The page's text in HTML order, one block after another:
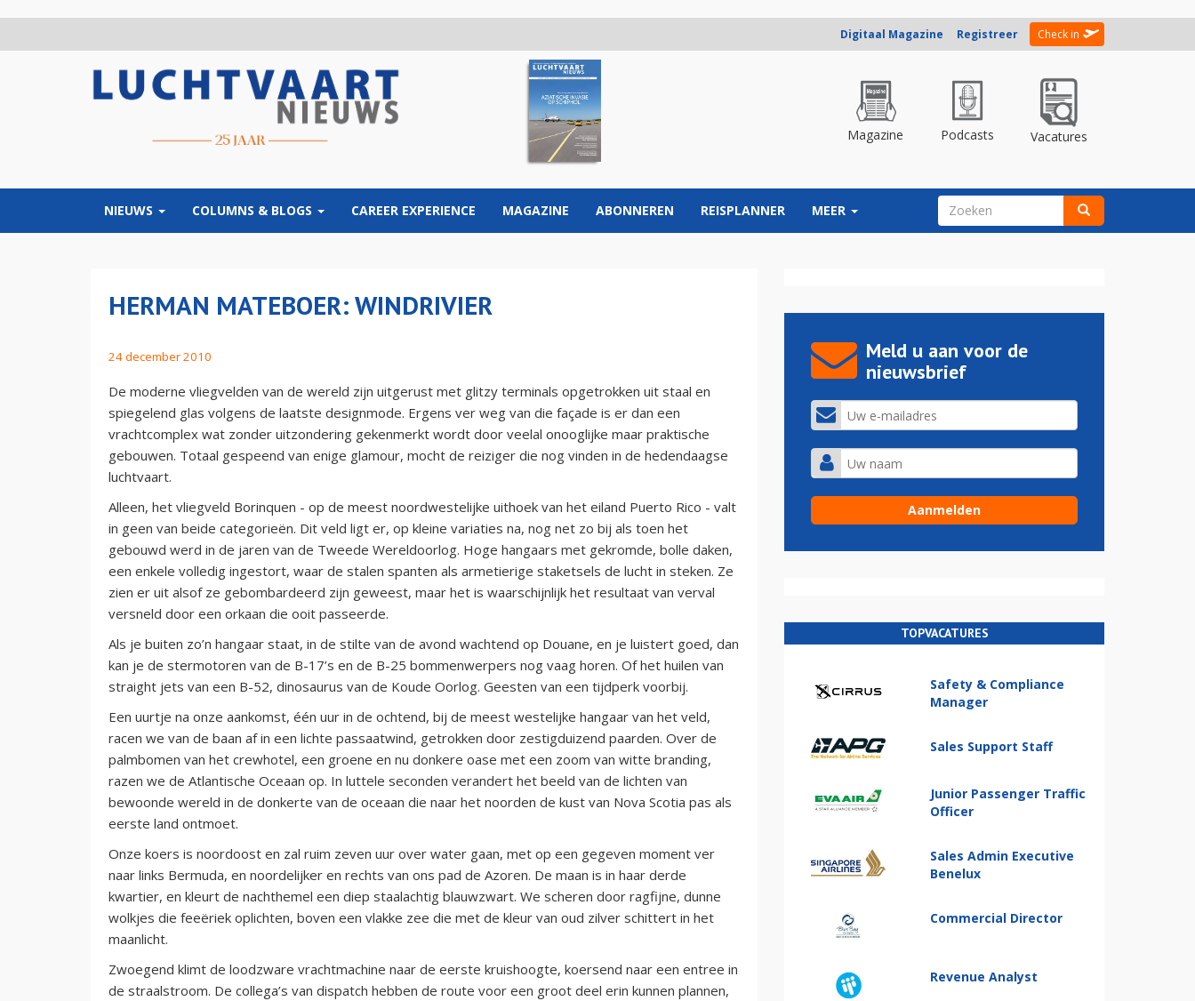
Digitaal Magazine Registreer Check in
Magazine Podcasts Vacatures
NIEUWS COLUMNS & BLOGS CAREER EXPERIENCE MAGAZINE ABONNEREN REISPLANNER MEER ZOEKVELD
HERMAN MATEBOER: WINDRIVIER
24 december 2010
De moderne vliegvelden van de wereld zijn uitgerust met glitzy terminals opgetrokken uit staal en
spiegelend glas volgens de laatste designmode. Ergens ver weg van die façade is er dan een
vrachtcomplex wat zonder uitzondering gekenmerkt wordt door veelal onooglijke maar praktische
gebouwen. Totaal gespeend van enige glamour, mocht de reiziger die nog vinden in de hedendaagse
luchtvaart.
Alleen, het vliegveld Borinquen - op de meest noordwestelijke uithoek van het eiland Puerto Rico - valt
in geen van beide categorieën. Dit veld ligt er, op kleine variaties na, nog net zo bij als toen het
gebouwd werd in de jaren van de Tweede Wereldoorlog. Hoge hangaars met gekromde, bolle daken,
een enkele volledig ingestort, waar de stalen spanten als armetierige staketsels de lucht in steken. Ze
zien er uit alsof ze gebombardeerd zijn geweest, maar het is waarschijnlijk het resultaat van verval
versneld door een orkaan die ooit passeerde.
Als je buiten zo’n hangaar staat, in de stilte van de avond wachtend op Douane, en je luistert goed, dan
kan je de stermotoren van de B-17’s en de B-25 bommenwerpers nog vaag horen. Of het huilen van
straight jets van een B-52, dinosaurus van de Koude Oorlog. Geesten van een tijdperk voorbij.
Een uurtje na onze aankomst, één uur in de ochtend, bij de meest westelijke hangaar van het veld,
racen we van de baan af in een lichte passaatwind, getrokken door zestigduizend paarden. Over de
palmbomen van het crewhotel, een groene en nu donkere oase met een zoom van witte branding,
razen we de Atlantische Oceaan op. In luttele seconden verandert het beeld van de lichten van
bewoonde wereld in de donkerte van de oceaan die naar het noorden de kust van Nova Scotia pas als
eerste land ontmoet.
Onze koers is noordoost en zal ruim zeven uur over water gaan, met op een gegeven moment ver
naar links Bermuda, en noordelijker en rechts van ons pad de Azoren. De maan is in haar derde
kwartier, en kleurt de nachthemel een diep staalachtig blauwzwart. We scheren door ragfijne, dunne
wolkjes die feeëriek oplichten, boven een vlakke zee die met de kleur van oud zilver schittert in het
maanlicht.
Zwoegend klimt de loodzware vrachtmachine naar de eerste kruishoogte, koersend naar een entree in
de straalstroom. De collega’s van dispatch hebben de route voor een groot deel erin kunnen plannen,
Meld u aan voor de
nieuwsbrief
TOPVACATURES
Safety & Compliance
Manager
Sales Support Staff
Junior Passenger Traffic
Officer
Sales Admin Executive
Benelux
Commercial Director
Revenue Analyst